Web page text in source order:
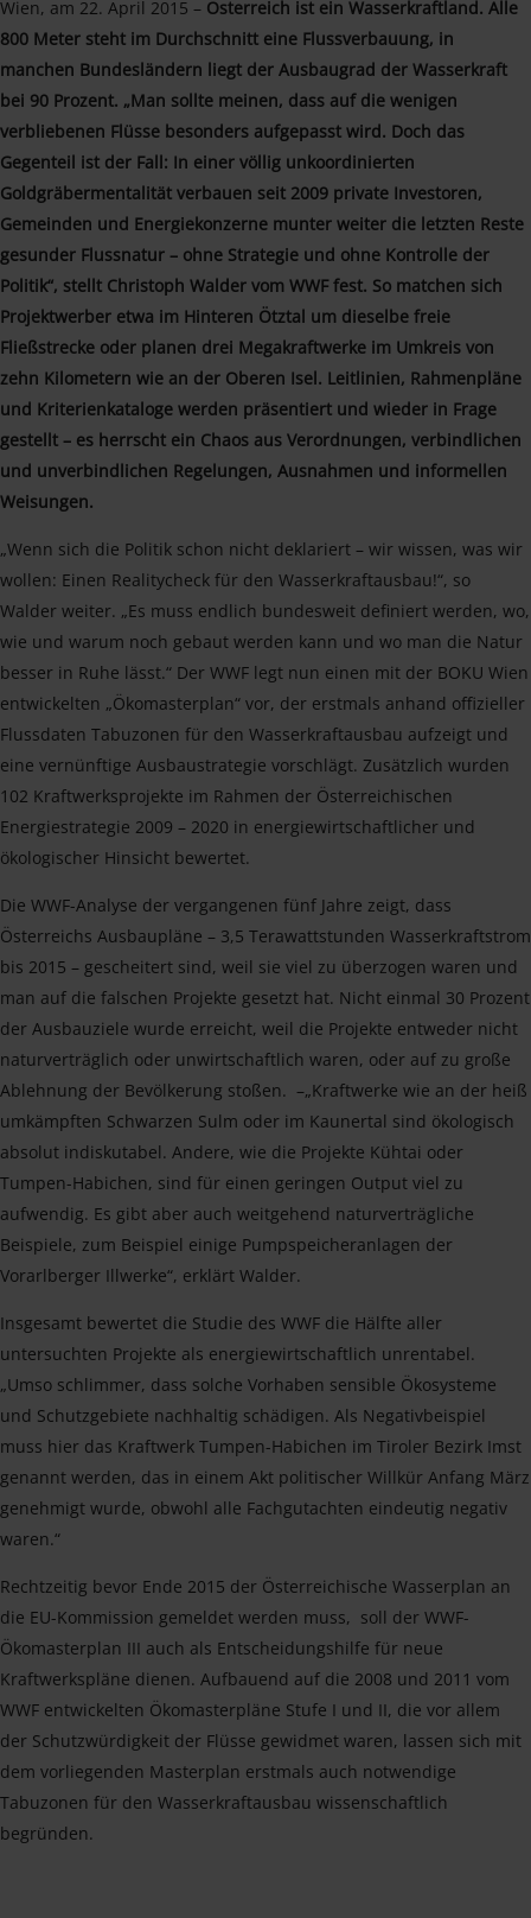
Wien, am 22. April 2015 – Österreich ist ein Wasserkraftland. Alle
800 Meter steht im Durchschnitt eine Flussverbauung, in
manchen Bundesländern liegt der Ausbaugrad der Wasserkraft
bei 90 Prozent. „Man sollte meinen, dass auf die wenigen
verbliebenen Flüsse besonders aufgepasst wird. Doch das
Gegenteil ist der Fall: In einer völlig unkoordinierten
Goldgräbermentalität verbauen seit 2009 private Investoren,
Gemeinden und Energiekonzerne munter weiter die letzten Reste
gesunder Flussnatur – ohne Strategie und ohne Kontrolle der
Politik“, stellt Christoph Walder vom WWF fest. So matchen sich
Projektwerber etwa im Hinteren Ötztal um dieselbe freie
Fließstrecke oder planen drei Megakraftwerke im Umkreis von
zehn Kilometern wie an der Oberen Isel. Leitlinien, Rahmenpläne
und Kriterienkataloge werden präsentiert und wieder in Frage
gestellt – es herrscht ein Chaos aus Verordnungen, verbindlichen
und unverbindlichen Regelungen, Ausnahmen und informellen
Weisungen.
„Wenn sich die Politik schon nicht deklariert – wir wissen, was wir
wollen: Einen Realitycheck für den Wasserkraftausbau!“, so
Walder weiter. „Es muss endlich bundesweit definiert werden, wo,
wie und warum noch gebaut werden kann und wo man die Natur
besser in Ruhe lässt.“ Der WWF legt nun einen mit der BOKU Wien
entwickelten „Ökomasterplan“ vor, der erstmals anhand offizieller
Flussdaten Tabuzonen für den Wasserkraftausbau aufzeigt und
eine vernünftige Ausbaustrategie vorschlägt. Zusätzlich wurden
102 Kraftwerksprojekte im Rahmen der Österreichischen
Energiestrategie 2009 – 2020 in energiewirtschaftlicher und
ökologischer Hinsicht bewertet.
Die WWF-Analyse der vergangenen fünf Jahre zeigt, dass
Österreichs Ausbaupläne – 3,5 Terawattstunden Wasserkraftstrom
bis 2015 – gescheitert sind, weil sie viel zu überzogen waren und
man auf die falschen Projekte gesetzt hat. Nicht einmal 30 Prozent
der Ausbauziele wurde erreicht, weil die Projekte entweder nicht
naturverträglich oder unwirtschaftlich waren, oder auf zu große
Ablehnung der Bevölkerung stoßen. –„Kraftwerke wie an der heiß
umkämpften Schwarzen Sulm oder im Kaunertal sind ökologisch
absolut indiskutabel. Andere, wie die Projekte Kühtai oder
Tumpen-Habichen, sind für einen geringen Output viel zu
aufwendig. Es gibt aber auch weitgehend naturverträgliche
Beispiele, zum Beispiel einige Pumpspeicheranlagen der
Vorarlberger Illwerke“, erklärt Walder.
Insgesamt bewertet die Studie des WWF die Hälfte aller
untersuchten Projekte als energiewirtschaftlich unrentabel.
„Umso schlimmer, dass solche Vorhaben sensible Ökosysteme
und Schutzgebiete nachhaltig schädigen. Als Negativbeispiel
muss hier das Kraftwerk Tumpen-Habichen im Tiroler Bezirk Imst
genannt werden, das in einem Akt politischer Willkür Anfang März
genehmigt wurde, obwohl alle Fachgutachten eindeutig negativ
waren.“
Rechtzeitig bevor Ende 2015 der Österreichische Wasserplan an
die EU-Kommission gemeldet werden muss, soll der WWF-
Ökomasterplan III auch als Entscheidungshilfe für neue
Kraftwerkspläne dienen. Aufbauend auf die 2008 und 2011 vom
WWF entwickelten Ökomasterpläne Stufe I und II, die vor allem
der Schutzwürdigkeit der Flüsse gewidmet waren, lassen sich mit
dem vorliegenden Masterplan erstmals auch notwendige
Tabuzonen für den Wasserkraftausbau wissenschaftlich
begründen.